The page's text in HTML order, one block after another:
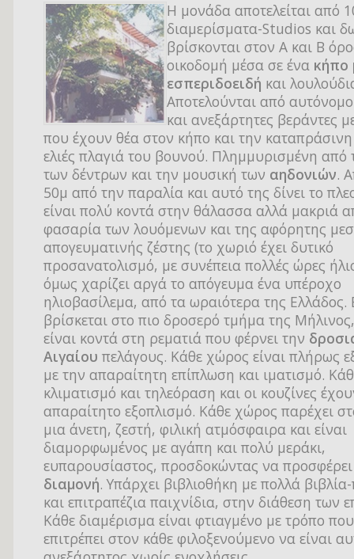
Η μονάδα αποτελείται από
διαμερίσματα-Studios και
βρίσκονται στον Α και Β
οικοδομή μέσα σε ένα κήπο
εσπεριδοειδή και
Αποτελούνται από
και ανεξάρτητες βεράντες
που έχουν θέα στον κήπο και την καταπράσινη
ελιές πλαγιά του βουνού. Πλημμυρισμένη από
των δέντρων και την μουσική των αηδονιών.
50μ από την παραλία και αυτό της δίνει το
είναι πολύ κοντά στην θάλασσα αλλά μακριά
φασαρία των λουόμενων και της αφόρητης
απογευματινής ζέστης (το χωριό έχει δυτικό
προσανατολισμό, με συνέπεια πολλές ώρες
όμως χαρίζει αργά το απόγευμα ένα υπέροχο
ηλιοβασίλεμα, από τα ωραιότερα της Ελλάδος.
βρίσκεται στο πιο δροσερό τμήμα της
είναι κοντά στη ρεματιά που φέρνει την
Αιγαίου πελάγους. Κάθε χώρος είναι πλήρως
με την απαραίτητη επίπλωση και ιματισμό.
κλιματισμό και τηλεόραση και οι κουζίνες
απαραίτητο εξοπλισμό. Κάθε χώρος παρέχει
μια άνετη, ζεστή, φιλική ατμόσφαιρα και είναι
διαμορφωμένος με αγάπη και πολύ μεράκι,
ευπαρουσίαστος, προσδοκώντας να
διαμονή. Υπάρχει βιβλιοθήκη με πολλά
και επιτραπέζια παιχνίδια, στην διάθεση των
Κάθε διαμέρισμα είναι φτιαγμένο με τρόπο
επιτρέπει στον κάθε φιλοξενούμενο να είναι